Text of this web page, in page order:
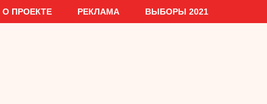
О ПРОЕКТЕ РЕКЛАМА ВЫБОРЫ 2021